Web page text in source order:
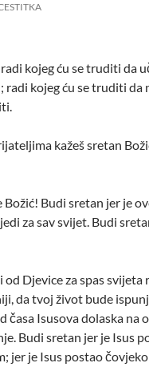
kojeg ću se truditi da
radi kojeg ću se truditi da
kažeš sretan
Božić! Budi sretan jer je
za sav svijet. Budi
Djevice za spas svijeta
da tvoj život bude
časa Isusova dolaska na
Budi sretan jer je Isus
jer je Isus postao